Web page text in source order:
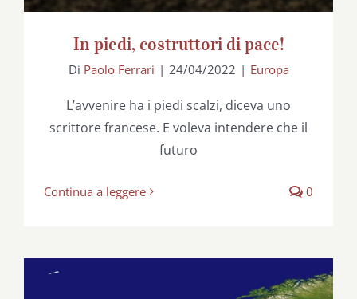
In piedi, costruttori di pace!
Di Paolo Ferrari | 24/04/2022 | Europa
L’avvenire ha i piedi scalzi, diceva uno
scrittore francese. E voleva intendere che il
futuro
Continua a leggere 0